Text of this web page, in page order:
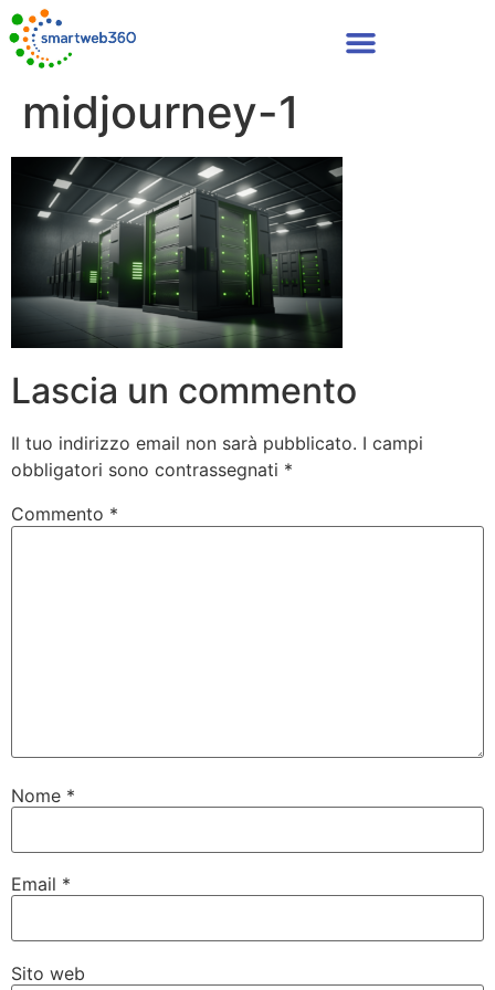
midjourney-1
Lascia un commento
Il tuo indirizzo email non sarà pubblicato. I campi
obbligatori sono contrassegnati *
Commento *
Nome *
Email *
Sito web